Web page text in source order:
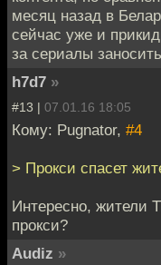
месяц назад в
сейчас уже и
за сериалы
h7d7 »
#13 | 07.01.16 18:05
Кому: Pugnator, #4
> Прокси спасет
Интересно, жители
прокси?
Audiz »